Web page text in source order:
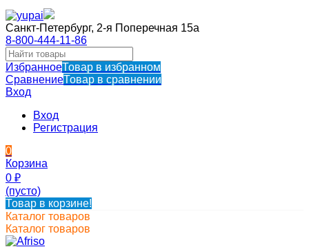
Санкт-Петербург, 2-я Поперечная 15а
8-800-444-11-86
ИзбранноеТовар в избранном
СравнениеТовар в сравнении
Вход
Вход
Регистрация
0
Корзина
0 ₽
(пусто)
Товар в корзине!
Каталог товаров
Каталог товаров